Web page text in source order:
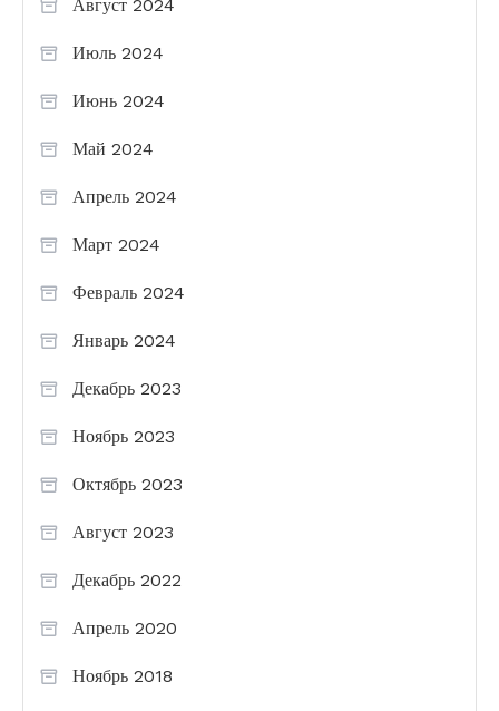
Август 2024
Июль 2024
Июнь 2024
Май 2024
Апрель 2024
Март 2024
Февраль 2024
Январь 2024
Декабрь 2023
Ноябрь 2023
Октябрь 2023
Август 2023
Декабрь 2022
Апрель 2020
Ноябрь 2018